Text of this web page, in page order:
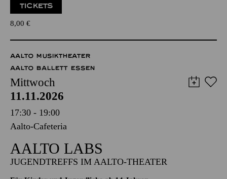
Zweistündiger öffentlicher Rundgang durch das Aalto-Theater
mit Blick hinter die Kulissen
8,00 €
AALTO MUSIKTHEATER
AALTO BALLETT ESSEN
Mittwoch
11.11.2026
17:30 - 19:00
Aalto-Cafeteria